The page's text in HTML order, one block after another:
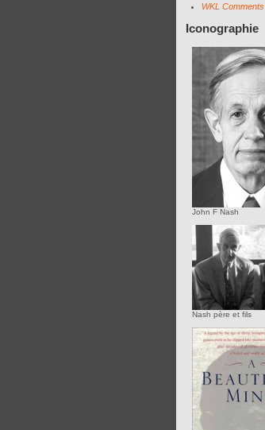
WKL Comments
Iconographie
John F Nash
Nash père et fils